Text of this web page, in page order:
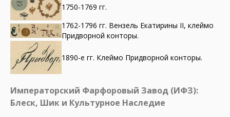
1750-1769 гг.
1762-1796 гг. Вензель Екатирины II, клеймо
Придворной конторы.
1890-е гг. Клеймо Придворной конторы.
Императорский Фарфоровый Завод (ИФЗ):
Блеск, Шик и Культурное Наследие